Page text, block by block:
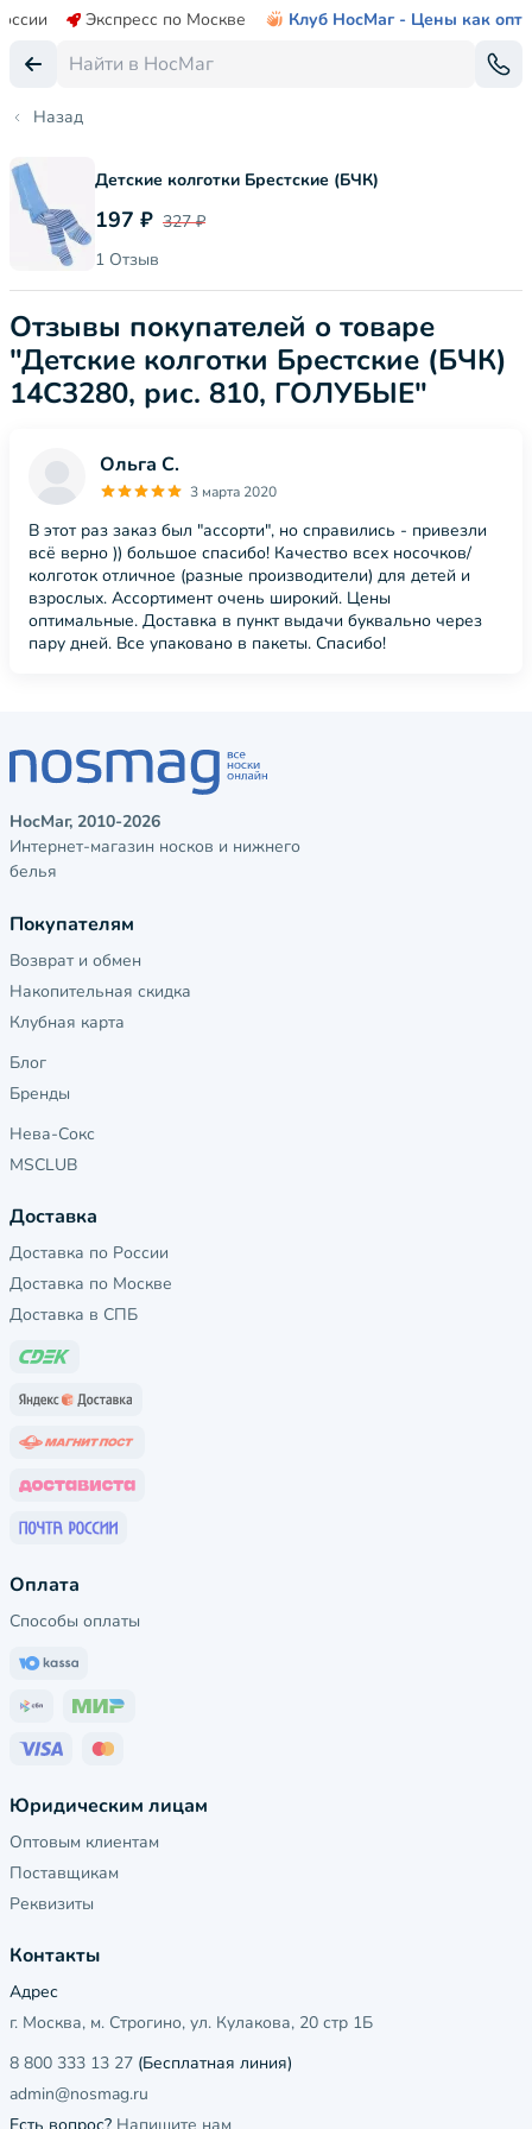
Экспресс по Москве Клуб НосМаг - Цены как опт
Назад
Детские колготки Брестские (БЧК)
197 ₽ 327 ₽
1 Отзыв
Отзывы покупателей о товаре
"Детские колготки Брестские (БЧК)
14С3280, рис. 810, ГОЛУБЫЕ"
Ольга С.
3 марта 2020
В этот раз заказ был "ассорти", но справились - привезли
всё верно )) большое спасибо! Качество всех носочков/
колготок отличное (разные производители) для детей и
взрослых. Ассортимент очень широкий. Цены
оптимальные. Доставка в пункт выдачи буквально через
пару дней. Все упаковано в пакеты. Спасибо!
НосМаг, 2010-2026
Интернет-магазин носков и нижнего
белья
Покупателям
Возврат и обмен
Накопительная скидка
Клубная карта
Блог
Бренды
Нева-Сокс
MSCLUB
Доставка
Доставка по России
Доставка по Москве
Доставка в СПБ
Оплата
Способы оплаты
Юридическим лицам
Оптовым клиентам
Поставщикам
Реквизиты
Контакты
Адрес
г. Москва, м. Строгино, ул. Кулакова, 20 стр 1Б
8 800 333 13 27 (Бесплатная линия)
admin@nosmag.ru